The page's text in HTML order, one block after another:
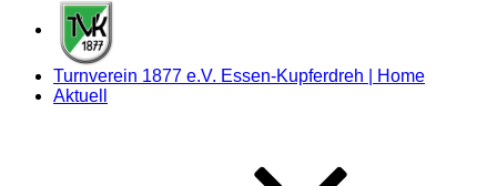
Turnverein 1877 e.V. Essen-Kupferdreh | Home
Aktuell